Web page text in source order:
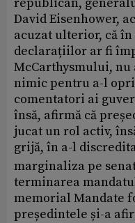
David Eisenhower,
acuzat ulterior, că în
declarațiilor ar fi
McCarthysmului, nu
nimic pentru a-l
comentatori ai
însă, afirmă că
jucat un rol activ,
grijă, în a-l
marginaliza pe
terminarea
memorial Mandate
președintele și-a